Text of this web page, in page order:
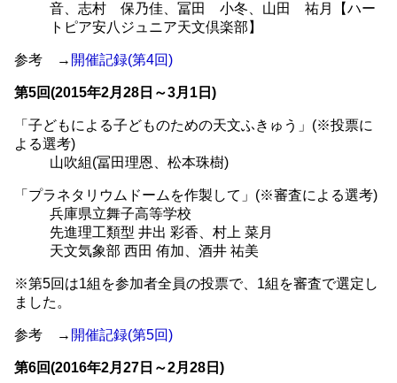
音、志村 保乃佳、冨田 小冬、山田 祐月【ハー
トピア安八ジュニア天文倶楽部】
参考 → 開催記録(第4回)
第5回(2015年2月28日～3月1日)
「子どもによる子どものための天文ふきゅう」(※投票に
よる選考)
山吹組(冨田理恩、松本珠樹)
「プラネタリウムドームを作製して」(※審査による選考)
兵庫県立舞子高等学校
先進理工類型 井出 彩香、村上 菜月
天文気象部 西田 侑加、酒井 祐美
※第5回は1組を参加者全員の投票で、1組を審査で選定し
ました。
参考 → 開催記録(第5回)
第6回(2016年2月27日～2月28日)